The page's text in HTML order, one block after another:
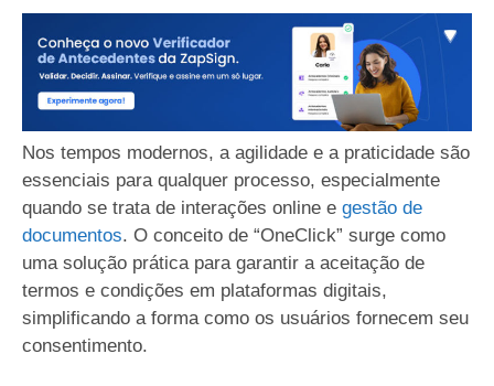
Nos tempos modernos, a agilidade e a praticidade são
essenciais para qualquer processo, especialmente
quando se trata de interações online e gestão de
documentos. O conceito de “OneClick” surge como
uma solução prática para garantir a aceitação de
termos e condições em plataformas digitais,
simplificando a forma como os usuários fornecem seu
consentimento.